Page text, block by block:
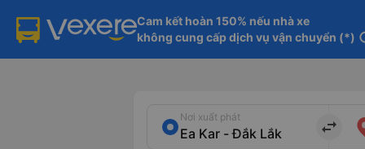
Cam kết hoàn 150% nếu nhà xe
không cung cấp dịch vụ vận chuyển (*)
Nơi xuất phát
import_export